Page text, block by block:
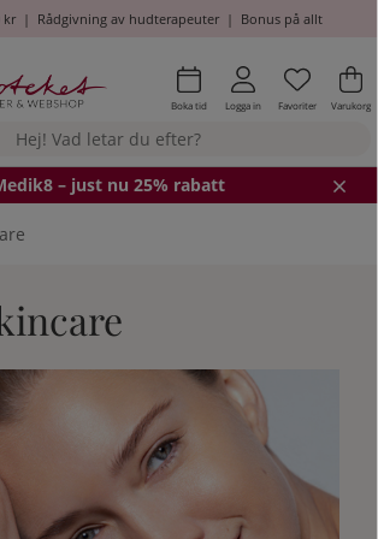
kr| Rådgivning av hudterapeuter| Bonus på allt
Boka tid Logga in Antal i
.
Favoriter .
Varukorg
– just nu 25% rabatt